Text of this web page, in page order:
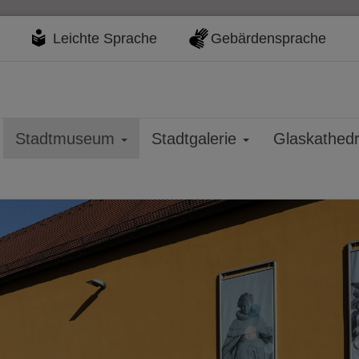
Leichte Sprache Gebärdensprache
Stadtmuseum Stadtgalerie